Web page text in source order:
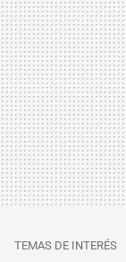
TEMAS DE INTERÉS